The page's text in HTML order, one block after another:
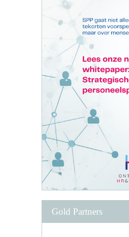
Gold Partners